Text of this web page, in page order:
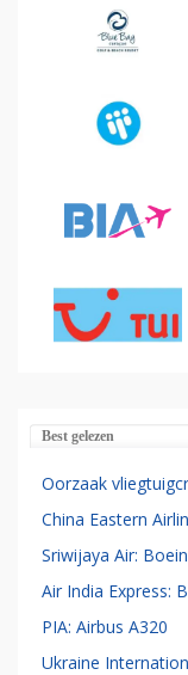
Best gelezen
Oorzaak
China Eastern
Sriwijaya Air:
Air India Express:
PIA: Airbus A320
Ukraine